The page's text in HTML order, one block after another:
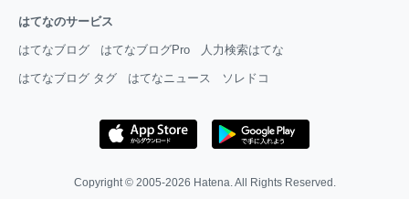
はてなのサービス
はてなブログ はてなブログPro 人力検索はてな
はてなブログ タグ はてなニュース ソレドコ
Copyright © 2005-2026 Hatena. All Rights Reserved.